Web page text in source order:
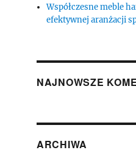
Współczesne meble
efektywnej aranżacji
NAJNOWSZE
ARCHIWA